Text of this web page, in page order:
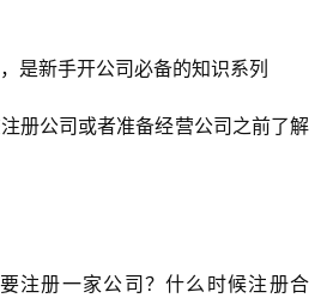
是新手开公司必备的知识系列
册公司或者准备经营公司之前了解
注册一家公司？什么时候注册合